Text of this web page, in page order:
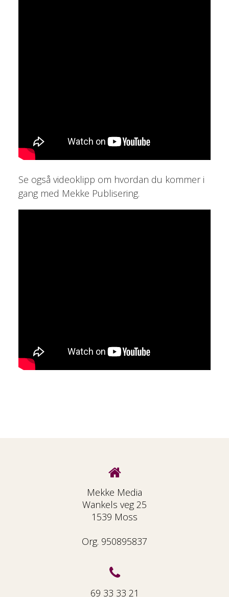
Se også videoklipp om hvordan du kommer i
gang med Mekke Publisering.
Mekke Media
Wankels veg 25
1539 Moss
Org. 950895837
69 33 33 21